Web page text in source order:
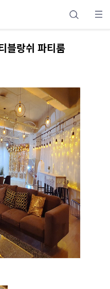
블랑쉬 파티룸